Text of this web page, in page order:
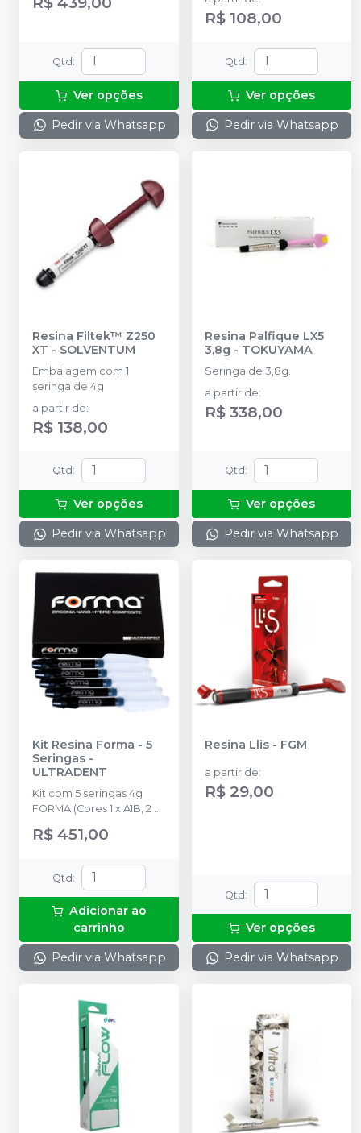
Qtd :
Ver opções
Pedir via Whatsapp
R$ 108,00
Qtd :
Ver opções
Pedir via Whatsapp
Resina Filtek™ Z250
XT - SOLVENTUM
Embalagem com 1
seringa de 4g
a partir de:
R$ 138,00
Qtd :
Ver opções
Pedir via Whatsapp
Resina Palfique LX5
3,8g - TOKUYAMA
Seringa de 3,8g.
a partir de:
R$ 338,00
Qtd :
Ver opções
Pedir via Whatsapp
Kit Resina Forma - 5
Seringas -
ULTRADENT
Kit com 5 seringas 4g
FORMA (Cores 1 x A1B, 2 x
R$ 451,00
Qtd:
Adicionar ao
carrinho
Pedir via Whatsapp
Resina Llis - FGM
a partir de:
R$ 29,00
Qtd:
Ver opções
Pedir via Whatsapp